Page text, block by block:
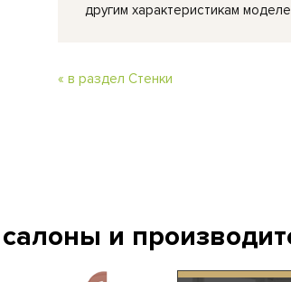
другим характеристикам
« в раздел Стенки
и